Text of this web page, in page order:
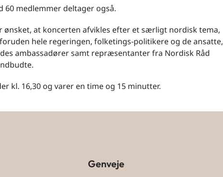
60 medlemmer deltager også.
ønsket, at koncerten afvikles efter et særligt nordisk tema,
hele regeringen, folketings-politikere og de ansatte,
ambassadører samt repræsentanter fra Nordisk Råd
kl. 16,30 og varer en time og 15 minutter.
Genveje